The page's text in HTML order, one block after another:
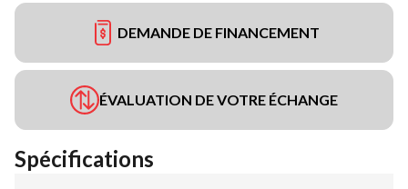
DEMANDE DE FINANCEMENT
ÉVALUATION DE VOTRE ÉCHANGE
Spécifications